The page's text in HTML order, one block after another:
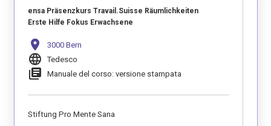
ensa Präsenzkurs Travail.Suisse Räumlichkeiten
Erste Hilfe Fokus Erwachsene
location_on 3000 Bern
language Tedesco
library_books Manuale del corso: versione stampata
Stiftung Pro Mente Sana